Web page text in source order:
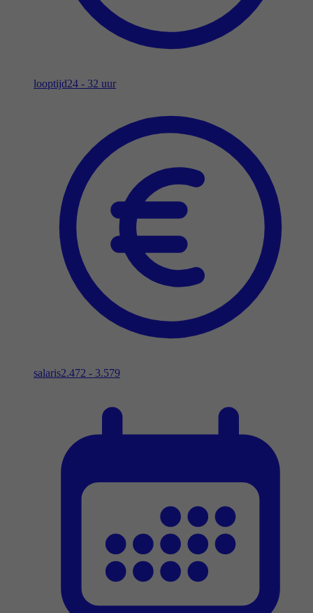
looptijd24 - 32 uur
salaris2.472 - 3.579